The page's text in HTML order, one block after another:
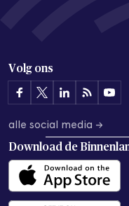
Volg ons
alle social media →
Download de